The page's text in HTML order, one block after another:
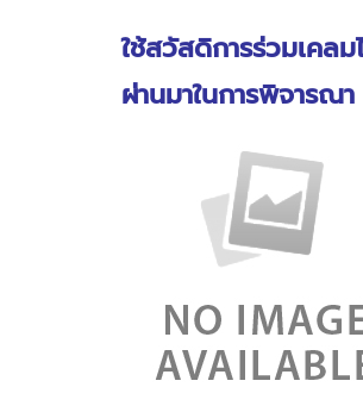
ใช้สวัสดิการร่วมเคล
ผ่านมาในการพิจารณา